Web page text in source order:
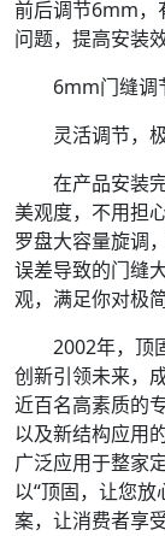
前后调节6mm，
问题，提高安装效
6mm门缝调
灵活调节，
在产品安装完
美观度，不用担
罗盘大容量旋调
误差导致的门缝
观，满足你对极
2002年，顶固
创新引领未来，
近百名高素质的
以及新结构应用
广泛应用于整家
以“顶固，让您
案，让消费者享